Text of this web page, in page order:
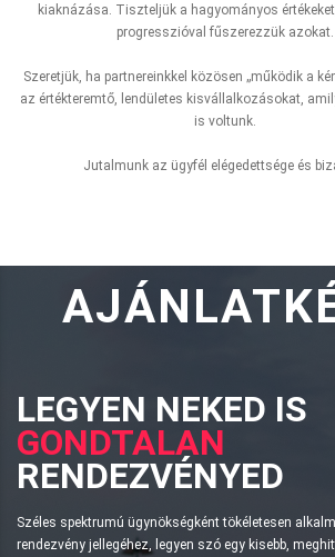
kiaknázása. Tiszteljük a hagyományos
progresszióval fűszerezzük azokat.
Szeretjük, ha partnereinkkel közösen „működik a
az értékteremtő, lendületes kisvállalkozásokat,
is voltunk.
Jutalmunk az ügyfél elégedettsége és
LEGYEN NEKED IS
GONDTALAN
RENDEZVÉNYED
Széles spektrumú ügynökségként tökéletesen
rendezvény jellegéhez, legyen szó egy kisebb,